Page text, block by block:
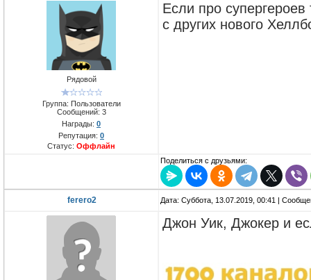
Рядовой
Группа: Пользователи
Сообщений: 3
Награды: 0
Репутация: 0
Статус: Оффлайн
Если про
с других нового
Поделиться с друзьями:
ferero2 Дата: Суббота, 13.07.2019, 00:41 |
Джон Уик, Джокер и